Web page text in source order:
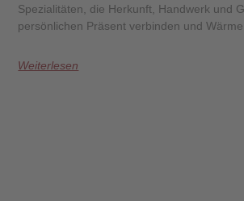
Spezialitäten, die Herkunft, Handwerk und
persönlichen Präsent verbinden und
Weiterlesen